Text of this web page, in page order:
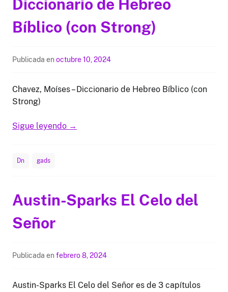
Diccionario de Hebreo
Bíblico (con Strong)
Publicada en octubre 10, 2024
Chavez, Moíses – Diccionario de Hebreo Bíblico (con
Strong)
Sigue leyendo →
Dn gads
Austin-Sparks El Celo del
Señor
Publicada en febrero 8, 2024
Austin-Sparks El Celo del Señor es de 3 capítulos